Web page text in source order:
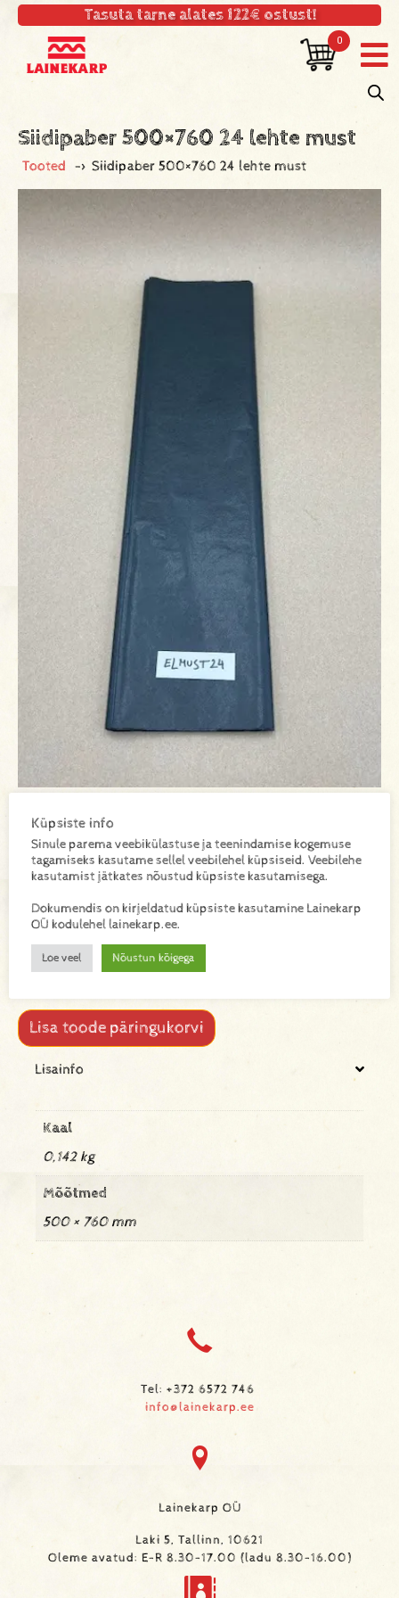
Tasuta tarne alates 122€ ostust!
0
Siidipaber 500×760 24 lehte must
Tooted -> Siidipaber 500×760 24 lehte must
SKU: ELMUST24
Must siidipaber – elegantseks pakkimiseks ja
dekoreerimiseks. Õhuke ja pehme siidipaber. Sobib
suurepäraselt kingituste, lillede, käsitöötoodete ja
toodete pakkimiseks või dekoratiivseks vooderdamiseks.
24 lehte.
Lisa toode päringukorvi
Lisainfo
Kaal
0,142 kg
Mõõtmed
500 × 760 mm
Küpsiste info
Sinule parema veebikülastuse ja teenindamise kogemuse
tagamiseks kasutame sellel veebilehel küpsiseid. Veebilehe
kasutamist jätkates nõustud küpsiste kasutamisega.
Dokumendis on kirjeldatud küpsiste kasutamine Lainekarp
OÜ kodulehel lainekarp.ee.
Loe veel Nõustun kõigega
Tel: +372 6572 746
info@lainekarp.ee
Lainekarp OÜ
Laki 5, Tallinn, 10621
Oleme avatud: E-R 8.30-17.00 (ladu 8.30-16.00)